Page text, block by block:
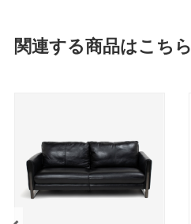
関連する商品はこちら